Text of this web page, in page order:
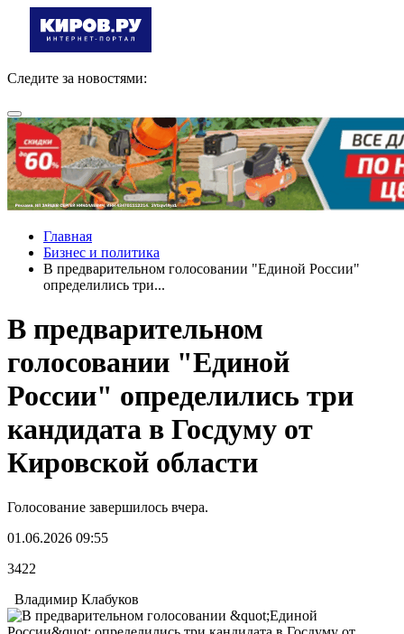
Следите за новостями:
Главная
Бизнес и политика
В предварительном голосовании "Единой России"
определились три...
В предварительном
голосовании "Единой
России" определились три
кандидата в Госдуму от
Кировской области
Голосование завершилось вчера.
01.06.2026 09:55
3422
Владимир Клабуков